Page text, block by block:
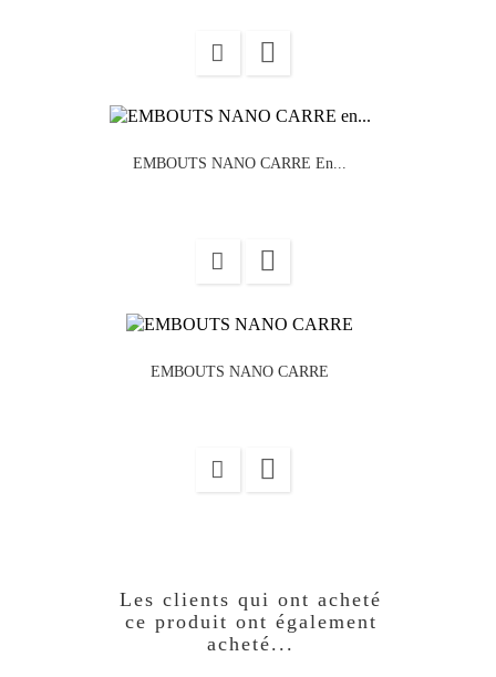

EMBOUTS NANO CARRE En...

EMBOUTS NANO CARRE

Les clients qui ont acheté
ce produit ont également
acheté...